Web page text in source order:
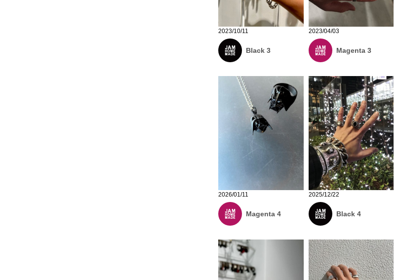
2023/10/11
Black 3
2023/04/03
Magenta 3
2026/01/11
Magenta 4
2025/12/22
Black 4